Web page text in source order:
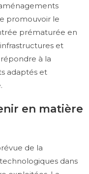
promouvoir le
prématurée en
infrastructures et
à la
adaptés et
en matière
de la
dans